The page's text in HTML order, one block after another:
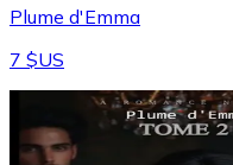
Plume d'Emma
7 $US